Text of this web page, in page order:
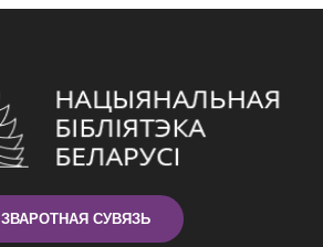
ЗВАРОТНАЯ СУВЯЗЬ